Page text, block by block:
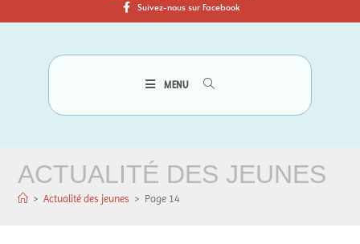
Suivez-nous sur Facebook
MENU
ACTUALITÉ DES JEUNES
> Actualité des jeunes > Page 14